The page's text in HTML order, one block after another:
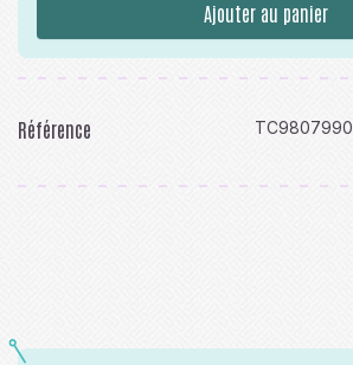
Ajouter au panier
Référence TC9807990